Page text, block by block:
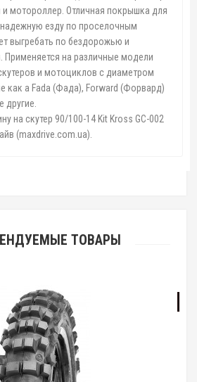
мотороллер. Отличная покрышка для
езду по проселочным
выгребать по бездорожью и
на различные модели
и мотоциклов с диаметром
как а Fada (Фада), Forward (Форвард)
другие.
на скутер 90/100-14 Kit Kross GC-002
(maxdrive.com.ua).
ТОВАРЫ